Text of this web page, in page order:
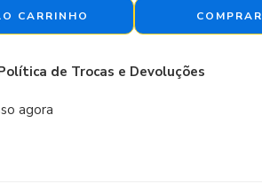
CARRINHO COMPRAR
de Trocas e Devoluções
agora